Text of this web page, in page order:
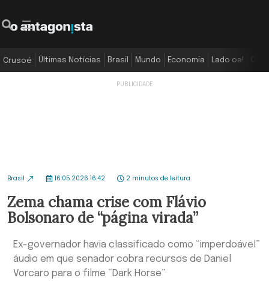
Crusoé Últimas Notícias Brasil Mundo Economia Lado oa!
Brasil 16.05.2026 16:42 2 minutos de leitura
Zema chama crise com Flávio
Bolsonaro de “página virada”
Ex-governador havia classificado como “imperdoável”
áudio em que senador cobra recursos de Daniel
Vorcaro para o filme “Dark Horse”